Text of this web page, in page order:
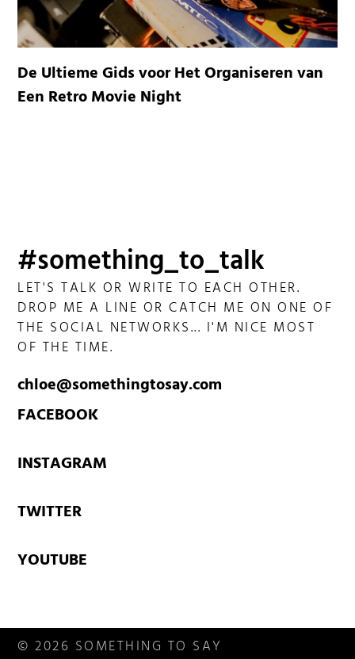
De Ultieme Gids voor Het Organiseren van
Een Retro Movie Night
#something_to_talk
LET'S TALK OR WRITE TO EACH OTHER.
DROP ME A LINE OR CATCH ME ON ONE OF
THE SOCIAL NETWORKS... I'M NICE MOST
OF THE TIME.
chloe@somethingtosay.com
FACEBOOK
INSTAGRAM
TWITTER
YOUTUBE
© 2026 SOMETHING TO SAY